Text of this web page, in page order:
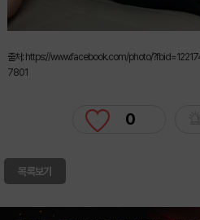
출처: https://www.facebook.com/photo/
7801
0
목록보기